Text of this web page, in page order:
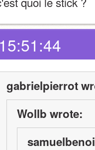
gabrielpierrot
Wollb wrote: